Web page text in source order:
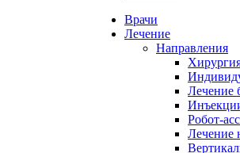
Врачи
Лечение
Направления
Лечение
Робот-
Лечение